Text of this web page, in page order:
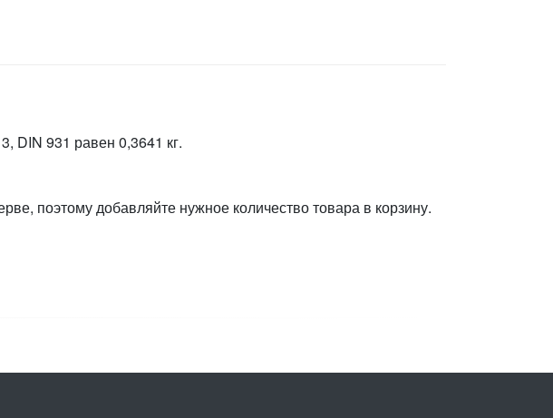
DIN 931 равен 0,3641 кг.
поэтому добавляйте нужное количество товара в корзину.